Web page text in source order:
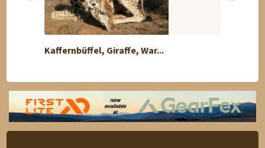
Kaffernbüffel, Giraffe, War...